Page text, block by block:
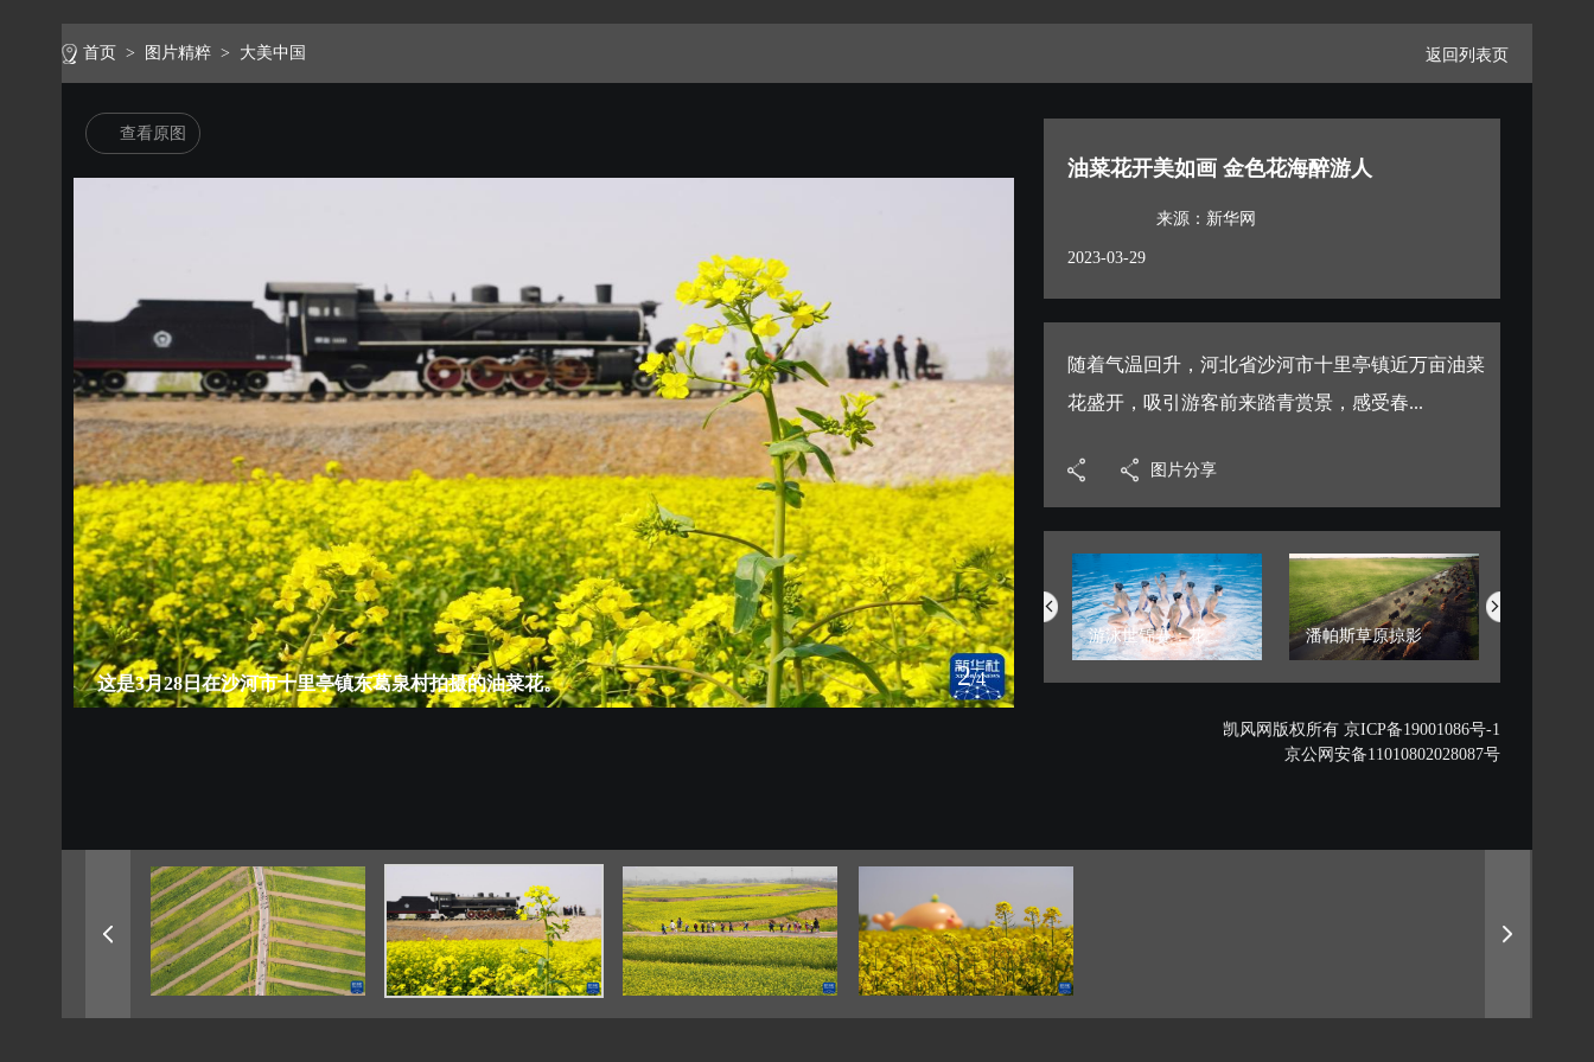
首页 > 图片精粹 > 大美中国 返回列表页
查看原图
这是3月28日在沙河市十里亭镇东葛泉村拍摄的油菜花。 2/4
油菜花开美如画 金色花海醉游人
来源：新华网
2023-03-29
随着气温回升，河北省沙河市十里亭镇近万亩油菜
花盛开，吸引游客前来踏青赏景，感受春...
图片分享
中国航空明星产... 网住夏日氛围 ... 游泳世锦赛：花... 潘帕斯草原掠影
凯风网版权所有 京ICP备19001086号-1
京公网安备11010802028087号